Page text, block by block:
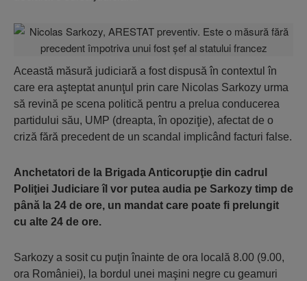
Această măsură judiciară a fost dispusă în contextul în
care era aşteptat anunţul prin care Nicolas Sarkozy urma
să revină pe scena politică pentru a prelua conducerea
partidului său, UMP (dreapta, în opoziţie), afectat de o
criză fără precedent de un scandal implicând facturi false.
Anchetatori de la Brigada Anticorupţie din cadrul
Poliţiei Judiciare îl vor putea audia pe Sarkozy timp de
până la 24 de ore, un mandat care poate fi prelungit
cu alte 24 de ore.
Sarkozy a sosit cu puţin înainte de ora locală 8.00 (9.00,
ora României), la bordul unei maşini negre cu geamuri